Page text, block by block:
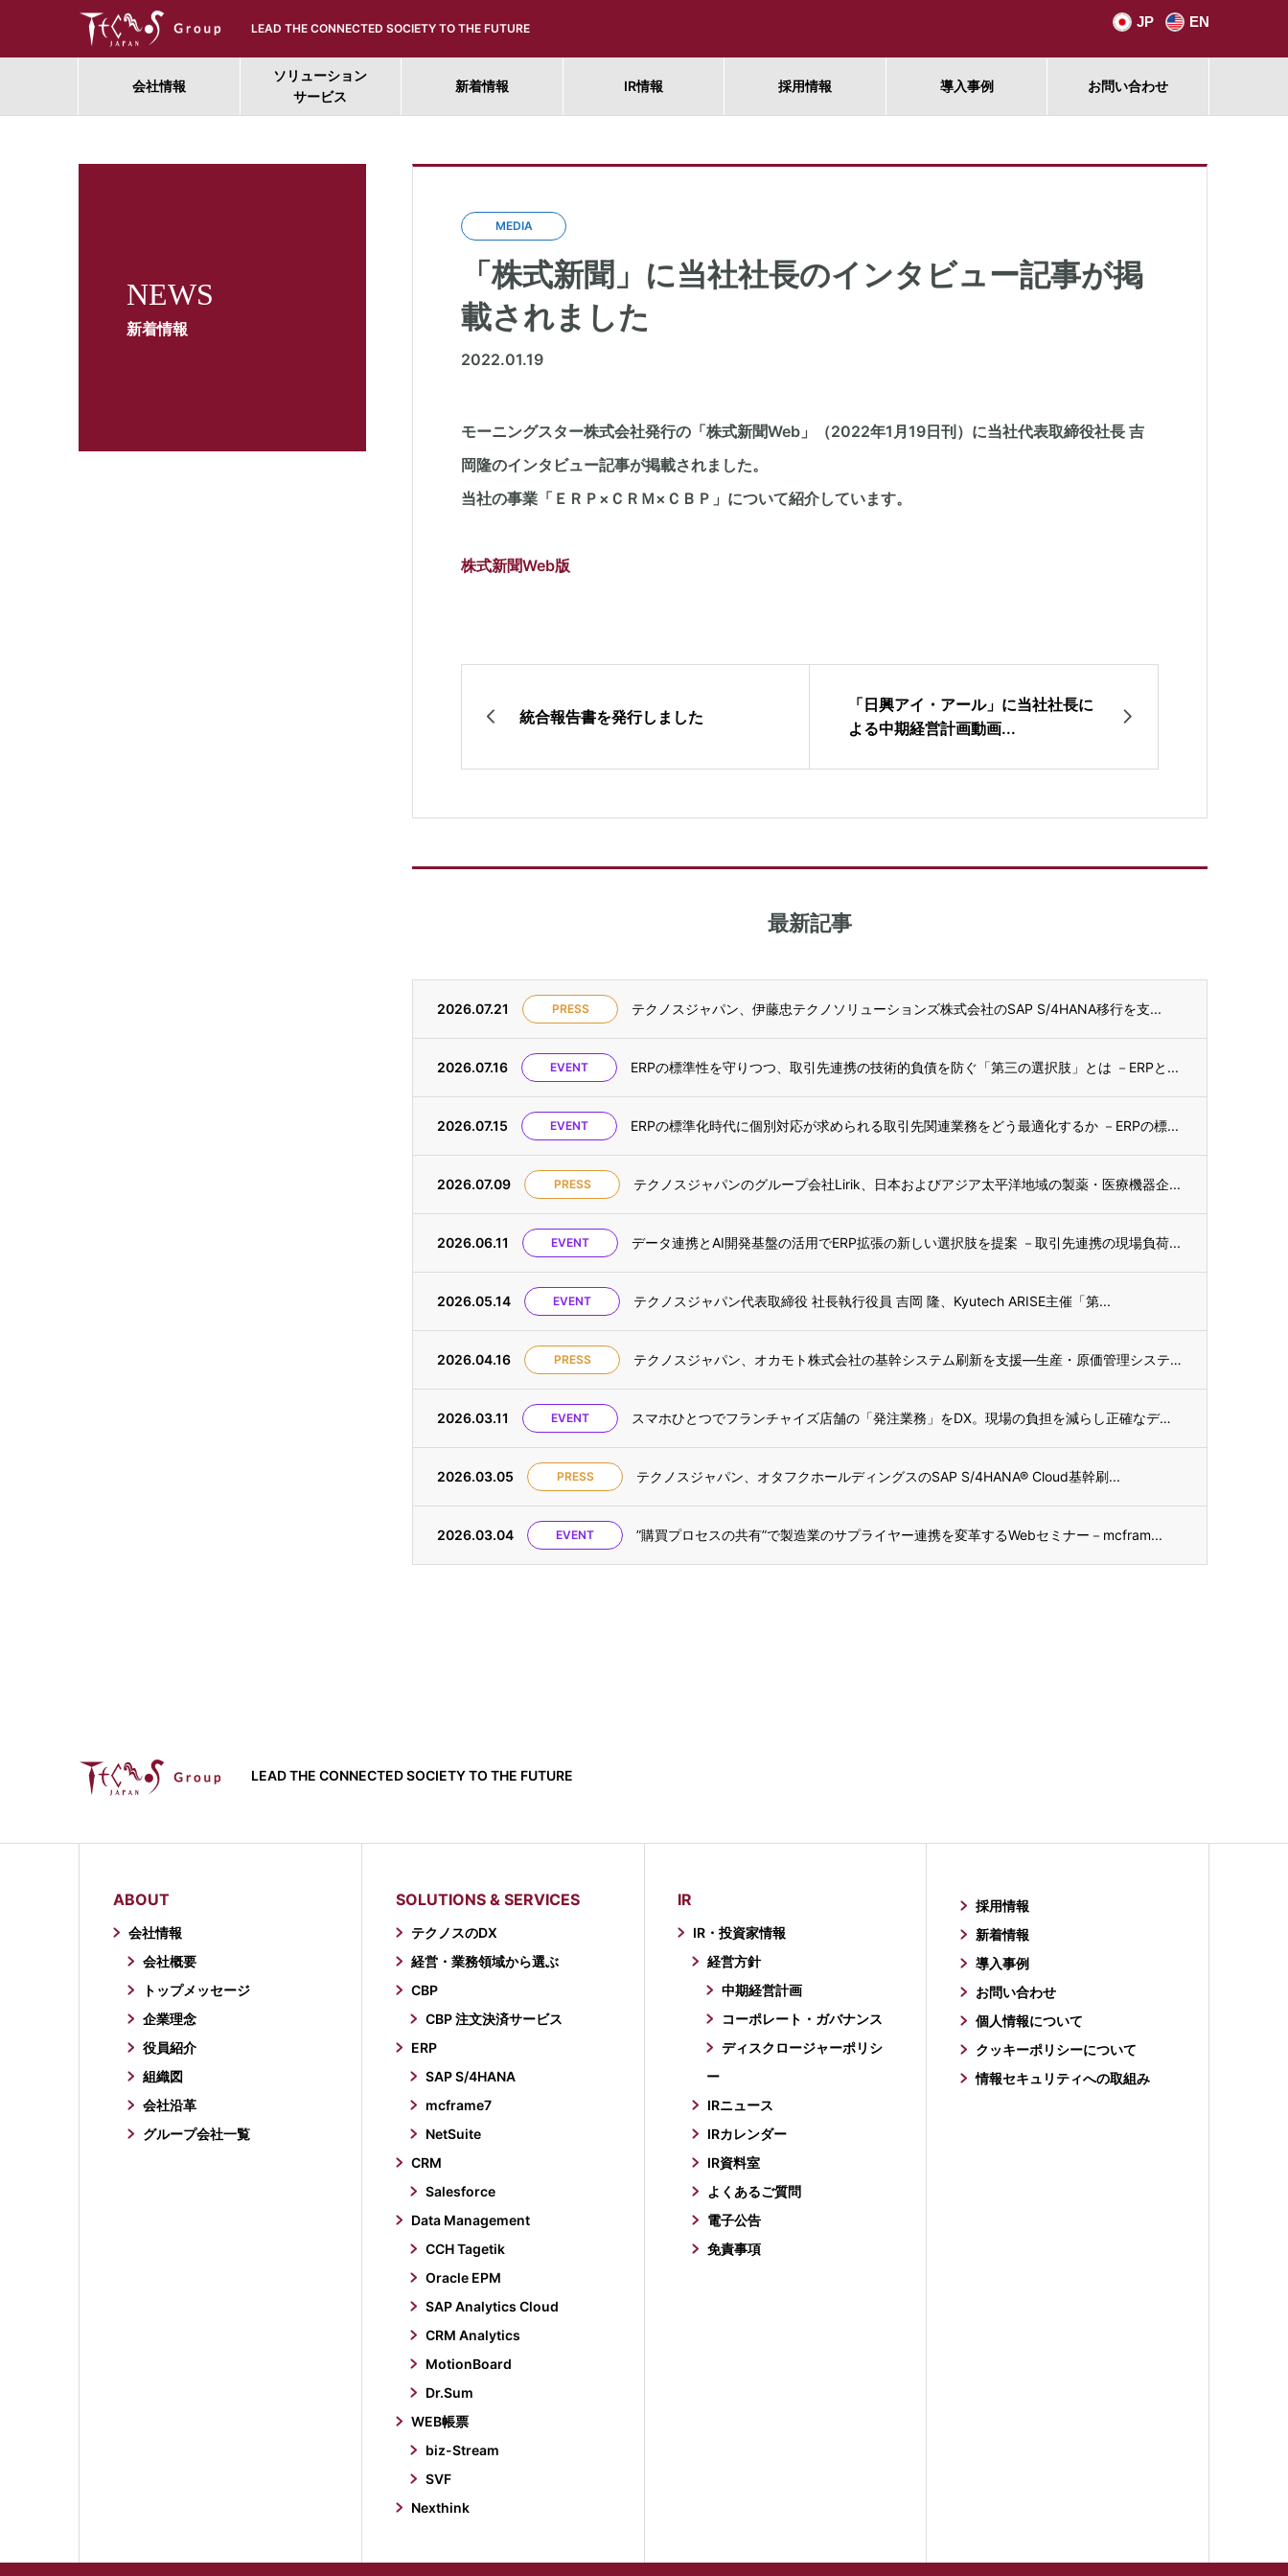
LEAD THE CONNECTED SOCIETY TO THE FUTURE JP EN
会社情報
ソリューション
サービス
新着情報 IR情報 採用情報 導入事例 お問い合わせ
NEWS
新着情報
MEDIA
「株式新聞」に当社社長のインタビュー記事が掲
載されました
2022.01.19
モーニングスター株式会社発行の「株式新聞Web」（2022年1月19日刊）に当社代表取締役社長 吉
岡隆のインタビュー記事が掲載されました。
当社の事業「ＥＲＰ×ＣＲＭ×ＣＢＰ」について紹介しています。
株式新聞Web版
統合報告書を発行しました
「日興アイ・アール」に当社社長に
よる中期経営計画動画...
最新記事
2026.07.21 PRESS テクノスジャパン、伊藤忠テクノソリューションズ株式会社のSAP S/4HANA移行を支...
2026.07.16 EVENT ERPの標準性を守りつつ、取引先連携の技術的負債を防ぐ「第三の選択肢」とは －ERPと...
2026.07.15 EVENT ERPの標準化時代に個別対応が求められる取引先関連業務をどう最適化するか －ERPの標...
2026.07.09 PRESS テクノスジャパンのグループ会社Lirik、日本およびアジア太平洋地域の製薬・医療機器企...
2026.06.11 EVENT データ連携とAI開発基盤の活用でERP拡張の新しい選択肢を提案 －取引先連携の現場負荷...
2026.05.14 EVENT テクノスジャパン代表取締役 社長執行役員 吉岡 隆、Kyutech ARISE主催「第...
2026.04.16 PRESS テクノスジャパン、オカモト株式会社の基幹システム刷新を支援—生産・原価管理システム「m...
2026.03.11 EVENT スマホひとつでフランチャイズ店舗の「発注業務」をDX。現場の負担を減らし正確なデータを...
2026.03.05 PRESS テクノスジャパン、オタフクホールディングスのSAP S/4HANA® Cloud基幹刷...
2026.03.04 EVENT ”購買プロセスの共有”で製造業のサプライヤー連携を変革するWebセミナー－mcfram...
LEAD THE CONNECTED SOCIETY TO THE FUTURE
ABOUT
会社情報
会社概要
トップメッセージ
企業理念
役員紹介
組織図
会社沿革
グループ会社一覧
SOLUTIONS & SERVICES
テクノスのDX
経営・業務領域から選ぶ
CBP
CBP 注文決済サービス
ERP
SAP S/4HANA
mcframe7
NetSuite
CRM
Salesforce
Data Management
CCH Tagetik
Oracle EPM
SAP Analytics Cloud
CRM Analytics
MotionBoard
Dr.Sum
WEB帳票
biz-Stream
SVF
Nexthink
IR
IR・投資家情報
経営方針
中期経営計画
コーポレート・ガバナンス
ディスクロージャーポリシ
ー
IRニュース
IRカレンダー
IR資料室
よくあるご質問
電子公告
免責事項
採用情報
新着情報
導入事例
お問い合わせ
個人情報について
クッキーポリシーについて
情報セキュリティへの取組み